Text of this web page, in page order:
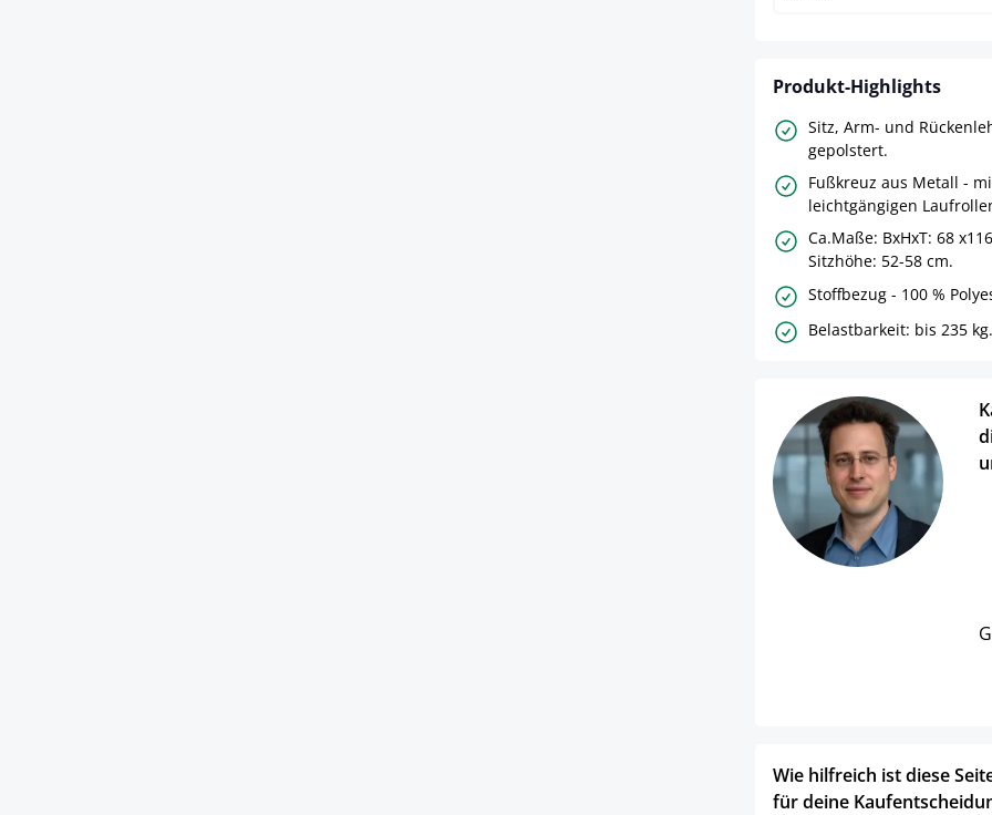
Produkt-Highlights
Sitz, Arm- und
gepolstert.
Fußkreuz aus Metall -
leichtgängigen
Ca.Maße: BxHxT: 68
Sitzhöhe: 52-58 cm.
Stoffbezug - 100 %
Belastbarkeit: bis 235 kg.
Wie hilfreich ist diese
für deine